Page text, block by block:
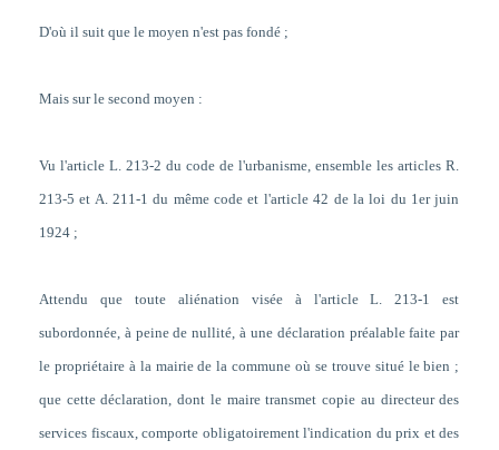
D'où il suit que le moyen n'est pas fondé ;
Mais sur le second moyen :
Vu l'article L. 213-2 du code de l'urbanisme, ensemble les articles R.
213-5 et A. 211-1 du même code et l'article 42 de la loi du 1er juin
1924 ;
Attendu que toute aliénation visée à l'article L. 213-1 est
subordonnée, à peine de nullité, à une déclaration préalable faite par
le propriétaire à la mairie de la commune où se trouve situé le bien ;
que cette déclaration, dont le maire transmet copie au directeur des
services fiscaux, comporte obligatoirement l'indication du prix et des